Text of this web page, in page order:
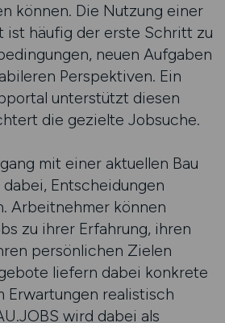
können. Die Nutzung einer
ist häufig der erste Schritt zu
neuen Aufgaben
Perspektiven. Ein
unterstützt diesen
die gezielte Jobsuche.
mit einer aktuellen Bau
Entscheidungen
Arbeitnehmer können
zu ihrer Erfahrung, ihren
persönlichen Zielen
liefern dabei konkrete
Erwartungen realistisch
wird dabei als